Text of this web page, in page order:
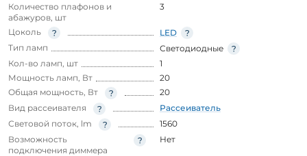
Количество плафонов и
абажуров, шт
3
Цоколь
LED
Тип ламп
Светодиодные
Кол-во ламп, шт
1
Мощность ламп, Вт
20
Общая мощность, Вт
20
Вид рассеивателя
Рассеиватель
Световой поток, lm
1560
Возможность
подключения диммера
Нет